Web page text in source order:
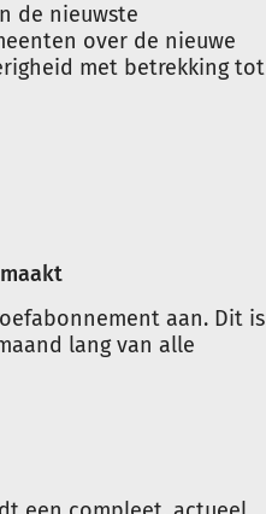
de nieuwste
over de nieuwe
met betrekking tot
aan. Dit is
lang van alle